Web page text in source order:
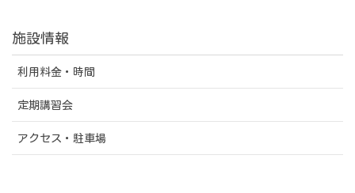
施設情報
利用料金・時間
定期講習会
アクセス・駐車場